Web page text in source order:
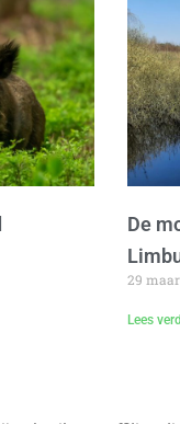
De
29
Lees